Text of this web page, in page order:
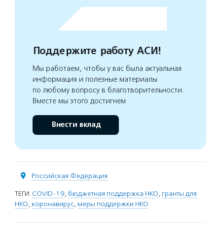
Поддержите работу АСИ!
Мы работаем, чтобы у вас была актуальная
информация и полезные материалы
по любому вопросу в благотворительности.
Вместе мы этого достигнем
Внести вклад
Российская Федерация
ТЕГИ: COVID-19, бюджетная поддержка НКО, гранты для
НКО, коронавирус, меры поддержки НКО